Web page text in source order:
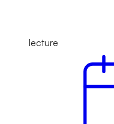
lecture